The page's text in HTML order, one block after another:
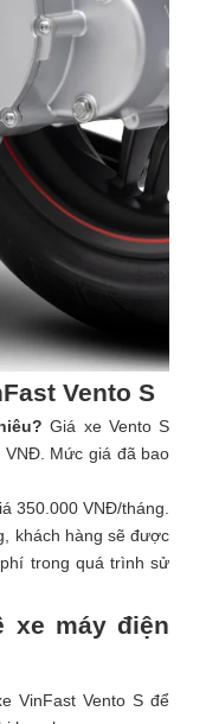
Vento S
Giá xe Vento S
Mức giá đã bao
350.000 VNĐ/tháng.
khách hàng sẽ được
trong quá trình sử
xe máy điện
VinFast Vento S để